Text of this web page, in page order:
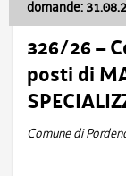
domande:
326/26 –
posti di
Comune di